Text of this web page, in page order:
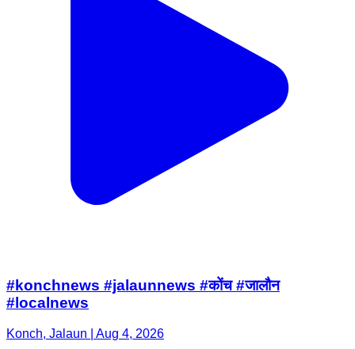
#konchnews #jalaunnews #कोंच #जालौन
#localnews
Konch, Jalaun | Aug 4, 2026